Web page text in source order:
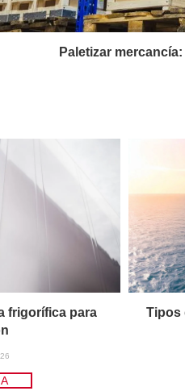
Paletizar
frigorífica para
Tipos